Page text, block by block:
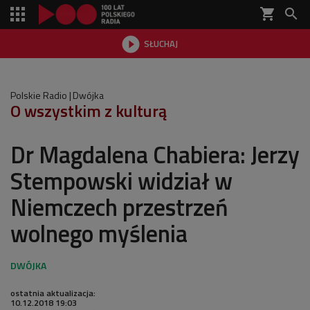
shopping_cart 
 SŁUCHAJ

Polskie Radio Dwójka
O wszystkim z kulturą
Dr Magdalena Chabiera: Jerzy
Stempowski widział w
Niemczech przestrzeń
wolnego myślenia
ostatnia aktualizacja:
10.12.2018 19:03